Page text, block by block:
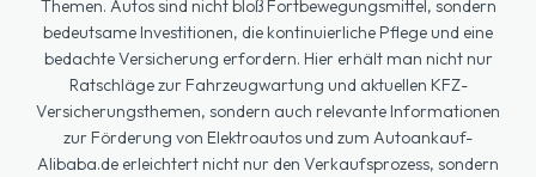
Themen. Autos sind nicht bloß Fortbewegungsmittel, sondern
bedeutsame Investitionen, die kontinuierliche Pflege und eine
bedachte Versicherung erfordern. Hier erhält man nicht nur
Ratschläge zur Fahrzeugwartung und aktuellen KFZ-
Versicherungsthemen, sondern auch relevante Informationen
zur Förderung von Elektroautos und zum Autoankauf-
Alibaba.de erleichtert nicht nur den Verkaufsprozess, sondern